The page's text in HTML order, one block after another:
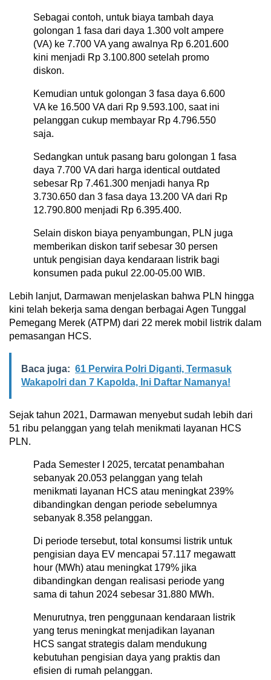
Sebagai contoh, untuk biaya tambah daya
golongan 1 fasa dari daya 1.300 volt ampere
(VA) ke 7.700 VA yang awalnya Rp 6.201.600
kini menjadi Rp 3.100.800 setelah promo
diskon.
Kemudian untuk golongan 3 fasa daya 6.600
VA ke 16.500 VA dari Rp 9.593.100, saat ini
pelanggan cukup membayar Rp 4.796.550
saja.
Sedangkan untuk pasang baru golongan 1 fasa
daya 7.700 VA dari harga identical outdated
sebesar Rp 7.461.300 menjadi hanya Rp
3.730.650 dan 3 fasa daya 13.200 VA dari Rp
12.790.800 menjadi Rp 6.395.400.
Selain diskon biaya penyambungan, PLN juga
memberikan diskon tarif sebesar 30 persen
untuk pengisian daya kendaraan listrik bagi
konsumen pada pukul 22.00-05.00 WIB.
Lebih lanjut, Darmawan menjelaskan bahwa PLN hingga
kini telah bekerja sama dengan berbagai Agen Tunggal
Pemegang Merek (ATPM) dari 22 merek mobil listrik dalam
pemasangan HCS.
Baca juga: 61 Perwira Polri Diganti, Termasuk
Wakapolri dan 7 Kapolda, Ini Daftar Namanya!
Sejak tahun 2021, Darmawan menyebut sudah lebih dari
51 ribu pelanggan yang telah menikmati layanan HCS
PLN.
Pada Semester I 2025, tercatat penambahan
sebanyak 20.053 pelanggan yang telah
menikmati layanan HCS atau meningkat 239%
dibandingkan dengan periode sebelumnya
sebanyak 8.358 pelanggan.
Di periode tersebut, total konsumsi listrik untuk
pengisian daya EV mencapai 57.117 megawatt
hour (MWh) atau meningkat 179% jika
dibandingkan dengan realisasi periode yang
sama di tahun 2024 sebesar 31.880 MWh.
Menurutnya, tren penggunaan kendaraan listrik
yang terus meningkat menjadikan layanan
HCS sangat strategis dalam mendukung
kebutuhan pengisian daya yang praktis dan
efisien di rumah pelanggan.